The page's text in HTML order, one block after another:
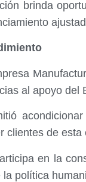
brinda
al apoyo
clientes de
en la
política